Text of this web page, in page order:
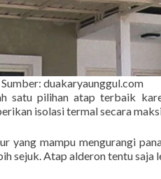
duakaryaunggul.com
satu pilihan atap terbaik
isolasi termal secara
yang mampu mengurangi
sejuk. Atap alderon tentu saja